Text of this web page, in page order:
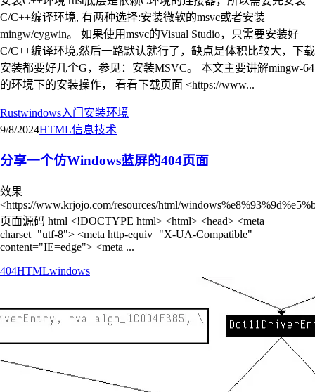
C/C++编译环境, 有两种选择:安装微软的msvc或者安装
mingw/cygwin。 如果使用msvc的Visual Studio，只需要安装好
C/C++编译环境,然后一路默认就行了，缺点是体积比较大，下载
安装都要好几个G，参见：安装MSVC。 本文主要讲解mingw-64
的环境下的安装操作， 看看下载页面 <https://www...
Rustwindows入门 安装环境
9/8/2024HTML信息技术
分享一个仿Windows蓝屏的404页面
效果
<https://www.krjojo.com/resources/html/
页面源码 html <!DOCTYPE html> <html> <head> <meta
charset="utf-8"> <meta http-equiv="X-UA-Compatible"
content="IE=edge"> <meta ...
404HTMLwindows